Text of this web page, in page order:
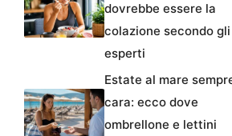
dovrebbe essere la
colazione secondo gli
esperti
Estate al mare
cara: ecco dove
ombrellone e lettini